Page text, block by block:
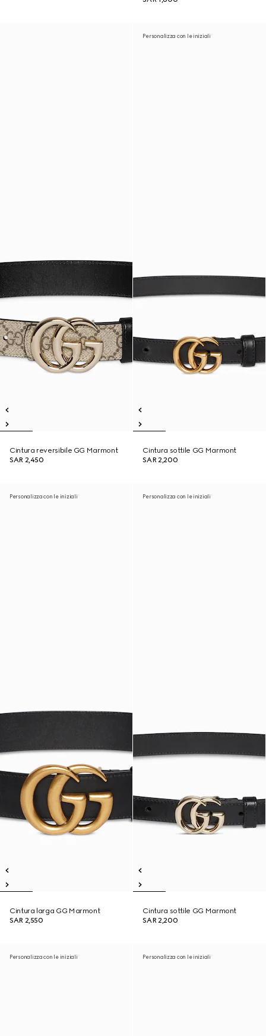
Cintura reversibile GG Marmont
SAR 2,450
Personalizza con le iniziali
Cintura sottile GG Marmont
SAR 2,200
Personalizza con le iniziali
Cintura larga GG Marmont
SAR 2,550
Personalizza con le iniziali
Cintura sottile GG Marmont
SAR 2,200
Personalizza con le iniziali Personalizza con le iniziali